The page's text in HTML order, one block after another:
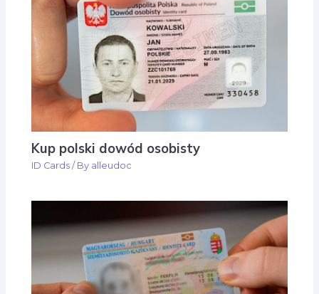
Kup polski dowód osobisty
ID Cards / By alleudoc